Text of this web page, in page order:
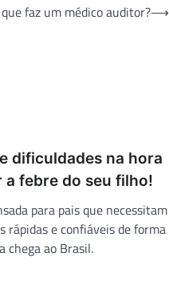
faz um médico auditor?⟶
dificuldades na hora
a febre do seu filho!
para pais que necessitam
rápidas e confiáveis de forma
chega ao Brasil.